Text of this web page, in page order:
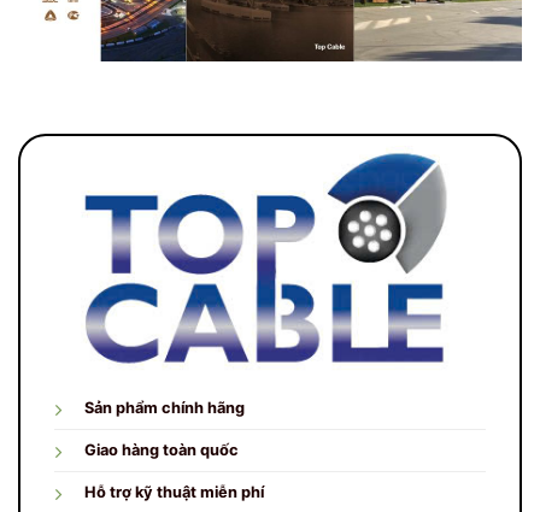
Sản phẩm chính hãng
Giao hàng toàn quốc
Hỗ trợ kỹ thuật miễn phí